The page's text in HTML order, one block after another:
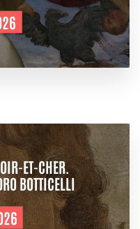
ET-CHER.
BOTTICELLI